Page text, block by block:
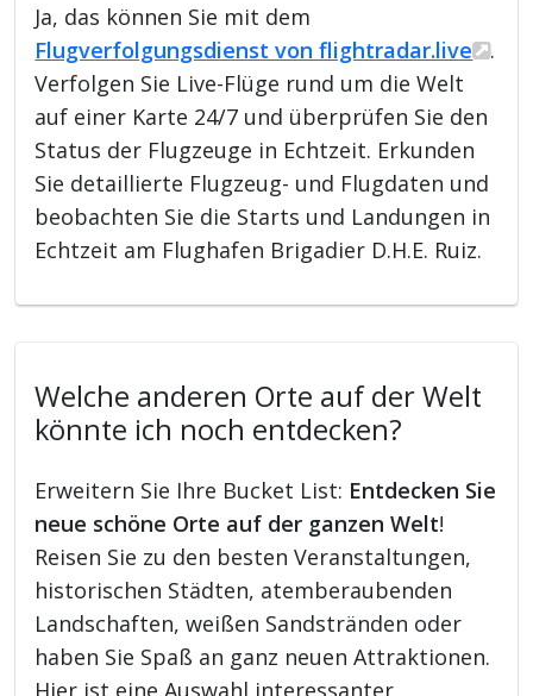
Ja, das können Sie mit dem
Flugverfolgungsdienst von flightradar.live
.
Verfolgen Sie Live-Flüge rund um die Welt
auf einer Karte 24/7 und überprüfen Sie den
Status der Flugzeuge in Echtzeit. Erkunden
Sie detaillierte Flugzeug- und Flugdaten und
beobachten Sie die Starts und Landungen in
Echtzeit am Flughafen Brigadier D.H.E. Ruiz.
Welche anderen Orte auf der Welt
könnte ich noch entdecken?
Erweitern Sie Ihre Bucket List: Entdecken Sie
neue schöne Orte auf der ganzen Welt!
Reisen Sie zu den besten Veranstaltungen,
historischen Städten, atemberaubenden
Landschaften, weißen Sandstränden oder
haben Sie Spaß an ganz neuen Attraktionen.
Hier ist eine Auswahl interessanter